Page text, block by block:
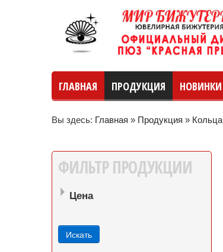
ГЛАВНАЯ ПРОДУКЦИЯ НОВИНКИ
Вы здесь: Главная » Продукция » Кольца
ФИЛЬТР ПРОДУКЦИИ
Цена